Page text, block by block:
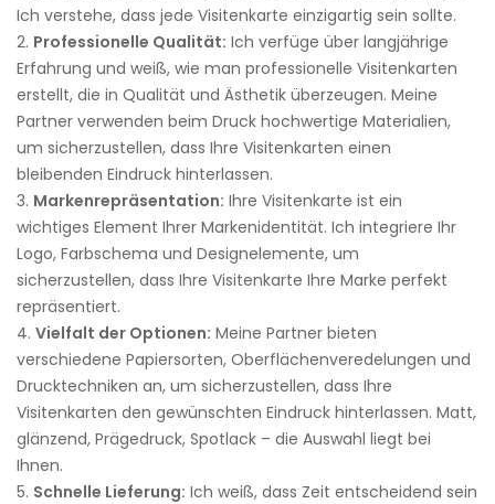
Ich verstehe, dass jede Visitenkarte einzigartig sein sollte.
Professionelle Qualität: Ich verfüge über langjährige
Erfahrung und weiß, wie man professionelle Visitenkarten
erstellt, die in Qualität und Ästhetik überzeugen. Meine
Partner verwenden beim Druck hochwertige Materialien,
um sicherzustellen, dass Ihre Visitenkarten einen
bleibenden Eindruck hinterlassen.
Markenrepräsentation: Ihre Visitenkarte ist ein
wichtiges Element Ihrer Markenidentität. Ich integriere Ihr
Logo, Farbschema und Designelemente, um
sicherzustellen, dass Ihre Visitenkarte Ihre Marke perfekt
repräsentiert.
Vielfalt der Optionen: Meine Partner bieten
verschiedene Papiersorten, Oberflächenveredelungen und
Drucktechniken an, um sicherzustellen, dass Ihre
Visitenkarten den gewünschten Eindruck hinterlassen. Matt,
glänzend, Prägedruck, Spotlack – die Auswahl liegt bei
Ihnen.
Schnelle Lieferung: Ich weiß, dass Zeit entscheidend sein